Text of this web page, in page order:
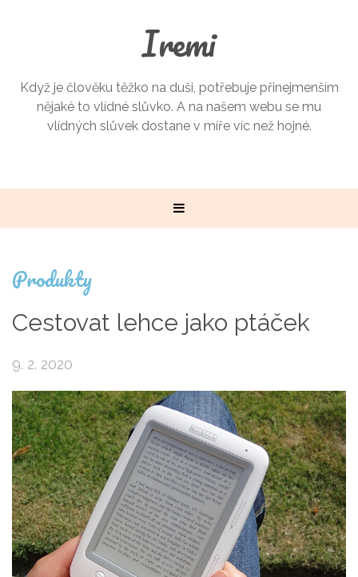
Iremi
Když je člověku těžko na duši, potřebuje přinejmenším
nějaké to vlídné slůvko. A na našem webu se mu
vlídných slůvek dostane v míře víc než hojné.
Produkty
Cestovat lehce jako ptáček
9. 2. 2020